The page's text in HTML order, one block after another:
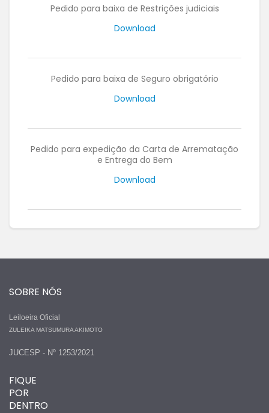
Pedido para baixa de Restrições judiciais
Download
Pedido para baixa de Seguro obrigatório
Download
Pedido para expedição da Carta de Arrematação
e Entrega do Bem
Download
SOBRE NÓS
Leiloeira Oficial
ZULEIKA MATSUMURA AKIMOTO
JUCESP - Nº 1253/2021
FIQUE
POR
DENTRO